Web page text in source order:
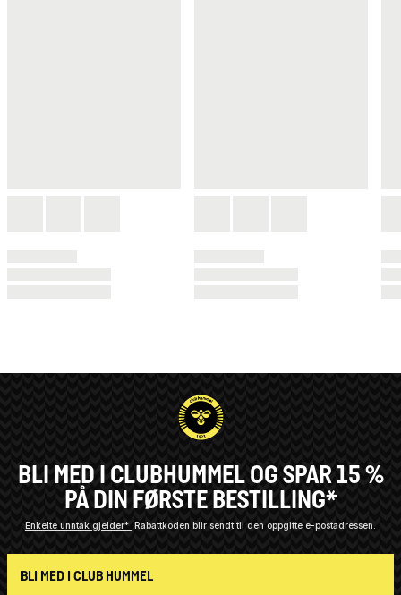
BLI MED I CLUBHUMMEL OG SPAR 15 %
PÅ DIN FØRSTE BESTILLING*
Enkelte unntak gjelder* Rabattkoden blir sendt til den oppgitte e-postadressen.
BLI MED I CLUB HUMMEL